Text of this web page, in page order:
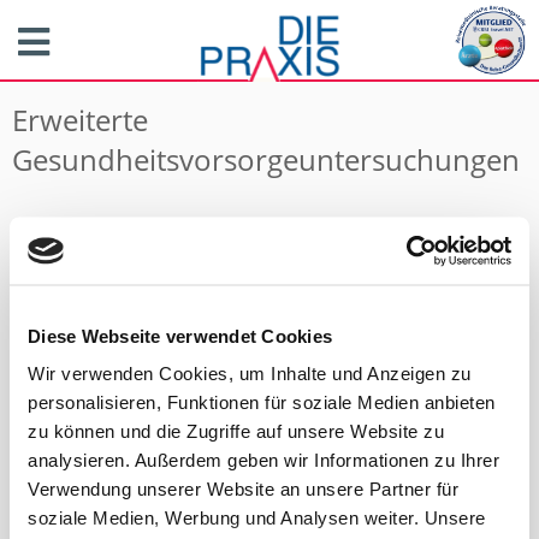
Diese Webseite verwendet Cookies
Wir verwenden Cookies, um Inhalte und Anzeigen zu
personalisieren, Funktionen für soziale Medien anbieten
zu können und die Zugriffe auf unsere Website zu
analysieren. Außerdem geben wir Informationen zu Ihrer
Verwendung unserer Website an unsere Partner für
soziale Medien, Werbung und Analysen weiter. Unsere
Erweiterte
Gesundheitsvorsorgeuntersuchungen
Eine Vorsorgeuntersuchung hat das Ziel, Probleme und
Lebensumstände und Vorgeschichte zugeschnittenen
Vorsorge kann man Risiken und Erkrankungen früh erkennen
und entsprechend behandeln.
Die Vorsorgeuntersuchungen sind bei uns in Stufen
gegliedert. Wir bieten Ihnen eine auf Ihre persönlichen
Bedürfnisse abgestimmte Untersuchung an. Lassen Sie sich
diesbezüglich von unserem Team beraten.